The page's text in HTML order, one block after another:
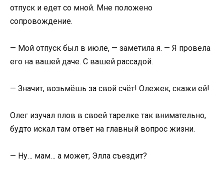
отпуск и едет со мной. Мне положено
сопровождение.
— Мой отпуск был в июле, — заметила я. — Я провела
его на вашей даче. С вашей рассадой.
— Значит, возьмёшь за свой счёт! Олежек, скажи ей!
Олег изучал плов в своей тарелке так внимательно,
будто искал там ответ на главный вопрос жизни.
— Ну… мам… а может, Элла съездит?